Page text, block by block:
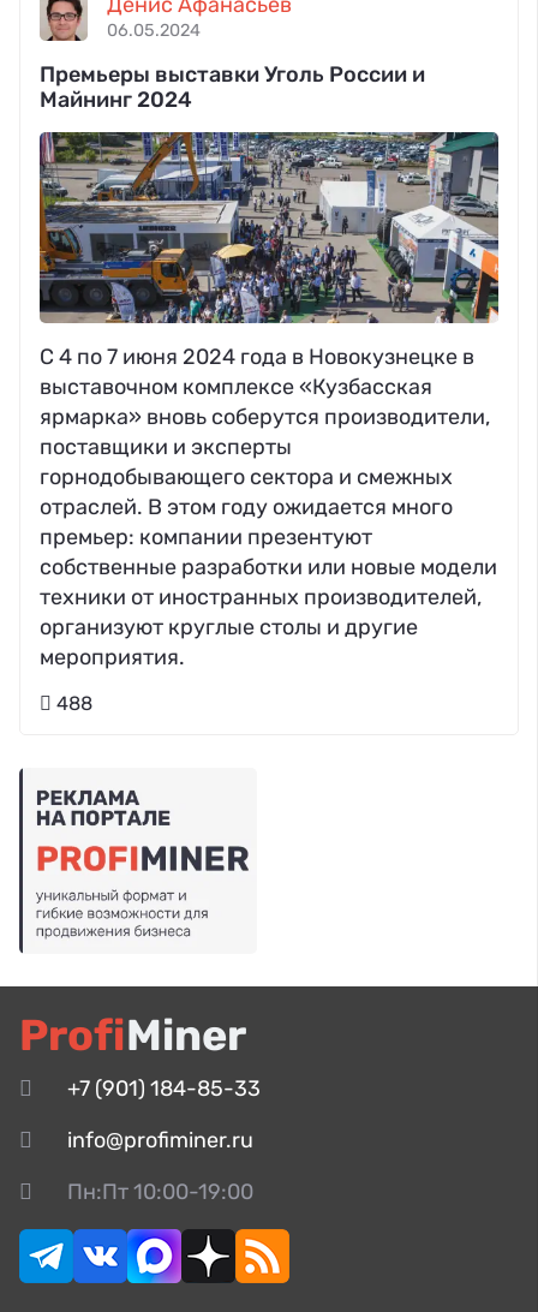
06.05.2024
Премьеры выставки Уголь России и
Майнинг 2024
С 4 по 7 июня 2024 года в Новокузнецке в
выставочном комплексе «Кузбасская
ярмарка» вновь соберутся производители,
поставщики и эксперты
горнодобывающего сектора и смежных
отраслей. В этом году ожидается много
премьер: компании презентуют
собственные разработки или новые модели
техники от иностранных производителей,
организуют круглые столы и другие
мероприятия.
488
ProfiMiner
+7 (901) 184-85-33
info@profiminer.ru
Пн:Пт 10:00-19:00